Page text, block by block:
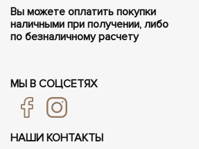
Вы можете оплатить покупки
наличными при получении, либо
по безналичному расчету
МЫ В СОЦСЕТЯХ
НАШИ КОНТАКТЫ